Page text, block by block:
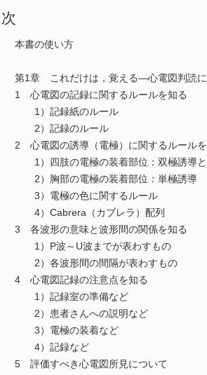
本書の使い方
第1章 これだけは，覚える―心電図判読
1 心電図の記録に関するルールを知る
1）記録紙のルール
2）記録のルール
2 心電図の誘導（電極）に関するルール
1）四肢の電極の装着部位：双極誘導と
2）胸部の電極の装着部位：単極誘導
3）電極の色に関するルール
4）Cabrera（カブレラ）配列
3 各波形の意味と波形間の関係を知る
1）P波～U波までが表わすもの
2）各波形間の間隔が表わすもの
4 心電図記録の注意点を知る
1）記録室の準備など
2）患者さんへの説明など
3）電極の装着など
4）記録など
5 評価すべき心電図所見について